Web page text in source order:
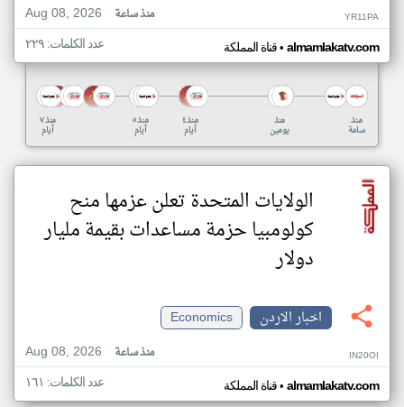
Aug 08, 2026
منذ ساعة YR11PA
قناة المملكة• almamlakatv.com عدد الكلمات: ٢٢٩
منذ ٧
أيام
منذ ٥
أيام
منذ ٤
أيام
منذ
يومين
منذ
ساعة
الولايات المتحدة تعلن عزمها منح
كولومبيا حزمة مساعدات بقيمة مليار
دولار
اخبار الاردن
Economics
Aug 08, 2026
منذ ساعة IN20OI
قناة المملكة• almamlakatv.com عدد الكلمات: ١٦١